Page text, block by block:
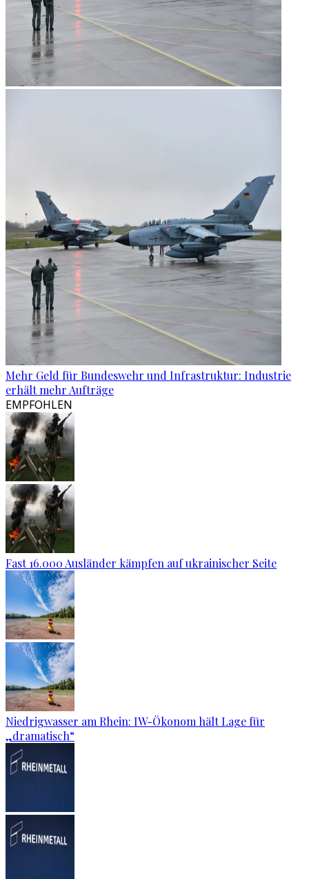
Mehr Geld für Bundeswehr und Infrastruktur: Industrie
erhält mehr Aufträge
EMPFOHLEN
Fast 16.000 Ausländer kämpfen auf ukrainischer Seite
Niedrigwasser am Rhein: IW-Ökonom hält Lage für
„dramatisch“